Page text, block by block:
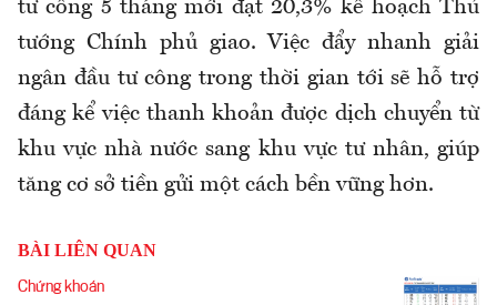
tư công 5 tháng mới đạt 20,3% kế hoạch Thủ
tướng Chính phủ giao. Việc đẩy nhanh giải
ngân đầu tư công trong thời gian tới sẽ hỗ trợ
đáng kể việc thanh khoản được dịch chuyển từ
khu vực nhà nước sang khu vực tư nhân, giúp
tăng cơ sở tiền gửi một cách bền vững hơn.
BÀI LIÊN QUAN
Chứng khoán